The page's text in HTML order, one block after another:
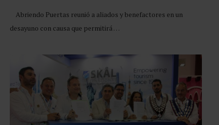
Abriendo Puertas reunió a aliados y benefactores en un
desayuno con causa que permitirá …